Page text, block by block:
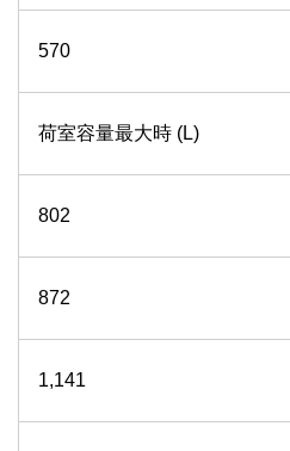
570
荷室容量最大時 (L)
802
872
1,141